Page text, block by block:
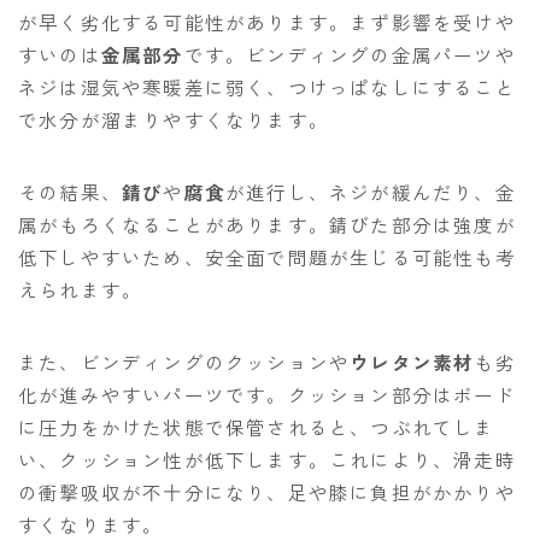
が早く劣化する可能性があります。まず影響を受けや
すいのは金属部分です。ビンディングの金属パーツや
ネジは湿気や寒暖差に弱く、つけっぱなしにすること
で水分が溜まりやすくなります。
その結果、 錆びや腐食が進行し、ネジが緩んだり、金
属がもろくなることがあります。錆びた部分は強度が
低下しやすいため、安全面で問題が生じる可能性も考
えられます。
また、ビンディングのクッションや ウレタン素材も劣
化が進みやすいパーツです。クッション部分はボード
に圧力をかけた状態で保管されると、つぶれてしま
い、クッション性が低下します。これにより、滑走時
の衝撃吸収が不十分になり、足や膝に負担がかかりや
すくなります。